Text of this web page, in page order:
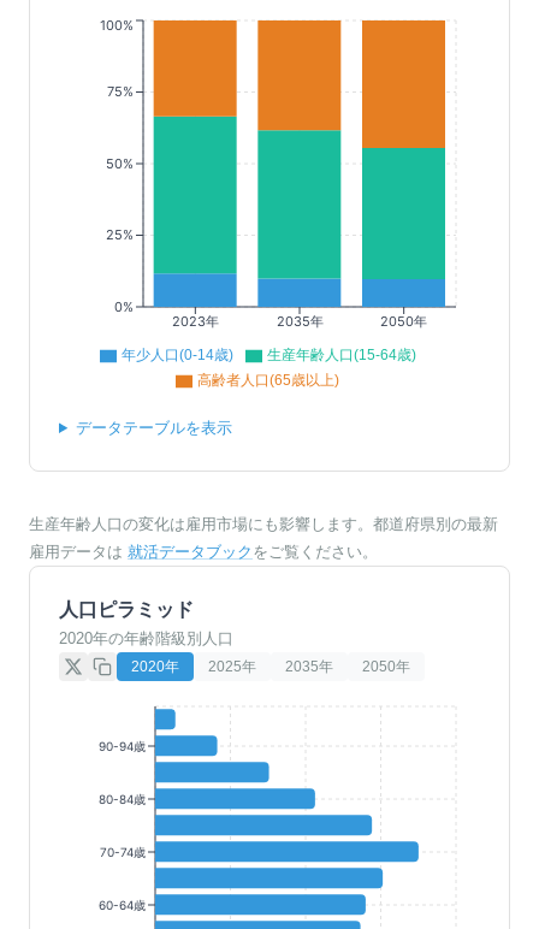
2023年 2035年 2050年
0%
25%
50%
75%
100%
年少人口(0-14歳)
生産年齢人口(15-64歳)
高齢者人口(65歳以上)
データテーブルを表示
生産年齢人口の変化は雇用市場にも影響します。都道府県別の最新
雇用データは 就活データブック をご覧ください。
人口ピラミッド
2020年の年齢階級別人口
2020年 2025年 2035年 2050年
90-94歳
80-84歳
70-74歳
60-64歳